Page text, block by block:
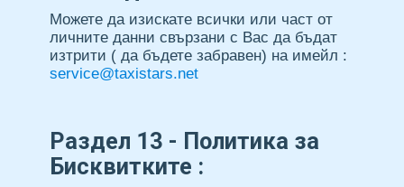
Можете да изискате всички или част от
личните данни свързани с Вас да бъдат
изтрити ( да бъдете забравен) на имейл :
service@taxistars.net
Раздел 13 - Политика за
Бисквитките :